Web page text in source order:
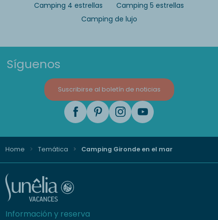
Camping 4 estrellas
Camping 5 estrellas
Camping de lujo
Síguenos
Suscribirse al boletín de noticias
Home Temática Camping Gironde en el mar
Información y reserva